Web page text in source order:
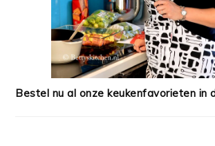
Bestel nu al onze keukenfavorieten in